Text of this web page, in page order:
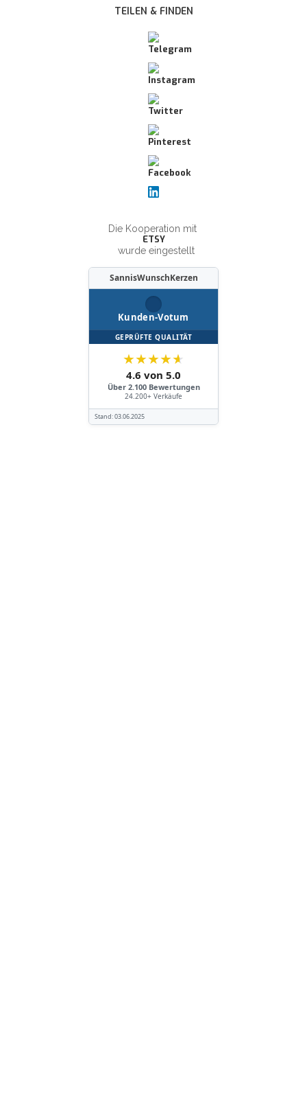
TEILEN & FINDEN
Die Kooperation mit
ETSY
wurde eingestellt
SannisWunschKerzen
Kunden-Votum
GEPRÜFTE QUALITÄT
★★★★★
4.6 von 5.0
Über 2.100 Bewertungen
24.200+ Verkäufe
Stand:03.06.2025